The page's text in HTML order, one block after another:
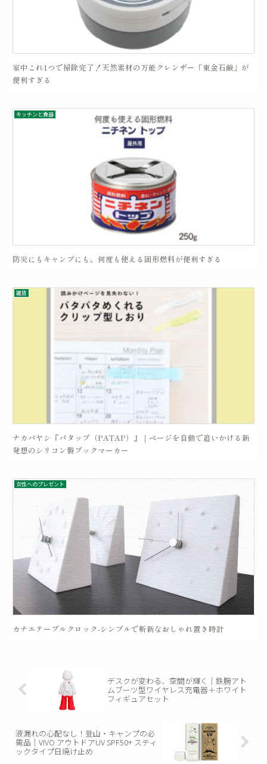
家中これ1つで掃除完了！天然素材の万能クレンザー「東金石鹸」が
便利すぎる
キッチンと食器
防災にもキャンプにも。何度も使える固形燃料が便利すぎる
雑貨
ナカバヤシ『パタップ（PATAP）』｜ページを自動で追いかける新
発想のシリコン製ブックマーカー
女性へのプレゼント
カナエテーブルクロック-シンプルで斬新なおしゃれ置き時計
デスクが変わる、空間が輝く｜鉄腕アト
ムブーツ型ワイヤレス充電器＋ホワイト
フィギュアセット
液漏れの心配なし！登山・キャンプの必
需品｜VIVO アウトドアUV SPF50+ スティ
ックタイプ日焼け止め